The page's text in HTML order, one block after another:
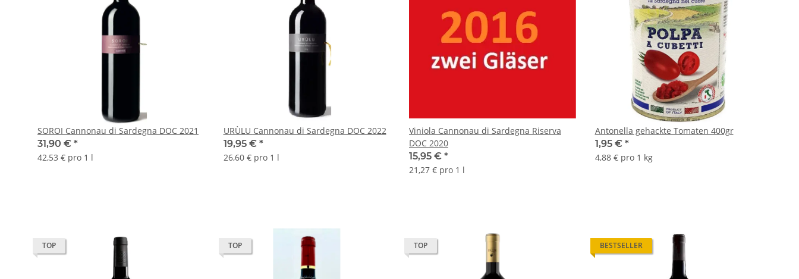
SOROI Cannonau di Sardegna DOC 2021
31,90 € *
42,53 € pro 1 l
URÙLU Cannonau di Sardegna DOC 2022
19,95 € *
26,60 € pro 1 l
Viniola Cannonau di Sardegna Riserva
DOC 2020
15,95 € *
21,27 € pro 1 l
Antonella gehackte Tomaten 400gr
1,95 € *
4,88 € pro 1 kg
TOP TOP TOP BESTSELLER